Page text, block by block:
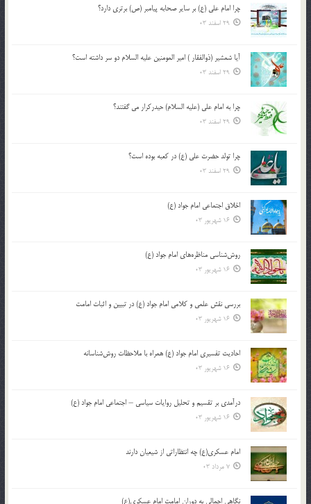
چرا امام علی (ع) بر سایر صحابه پیامبر (ص) برتری دارد؟
29 اسفند 03
آیا شمشیر (ذوالفقار ) امیر المومنین علیه السلام دو سر داشته است؟
29 اسفند 03
چرا به امام علی (علیه السلام) حیدرکرار می گفتند؟
29 اسفند 03
چرا تولد حضرت علی (ع) در کعبه بوده است؟
29 اسفند 03
اخلاق اجتماعی امام جواد (ع)
16 شهریور 03
روش‌شناسی مناظره‌های امام جواد (ع)
16 شهریور 03
بررسی نقش علمی و کلامی امام جواد (ع) در تبیین و اثبات امامت
16 شهریور 03
احادیث تفسیری امام جواد (ع) همراه با ملاحظات روش‌شناسانه
16 شهریور 03
درآمدی بر تقسیم و تحلیل روایات سیاسی – اجتماعی امام جواد (ع)
16 شهریور 03
امام عسکری(ع) چه انتظاراتی از شیعیان دارند
7 مرداد 03
نگاهی اجمالی به دوران امامت امام عسکری(ع)